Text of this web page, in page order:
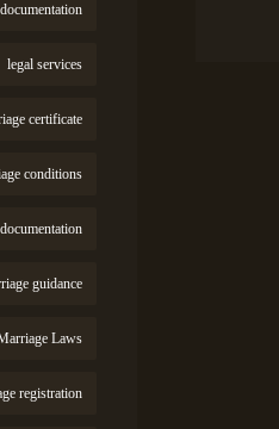
legal services
certificate
conditions
guidance
Laws
registration